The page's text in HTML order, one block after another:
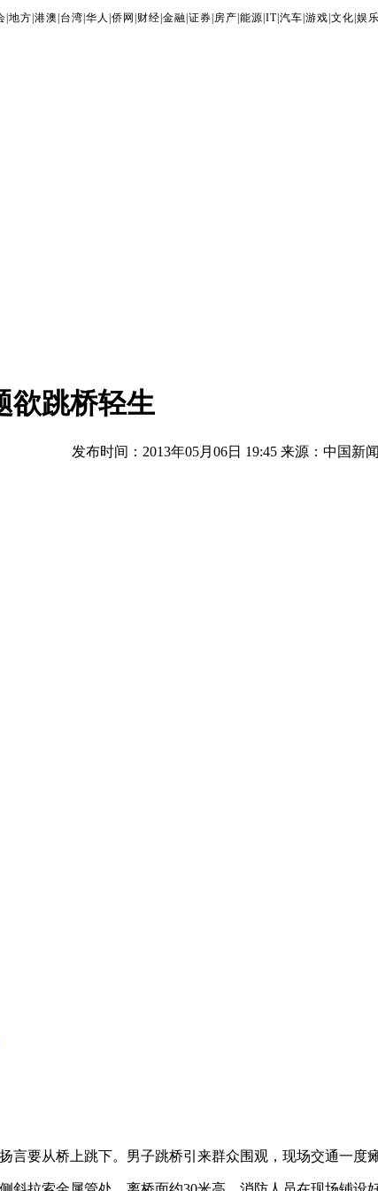
地方 港澳 台湾 华人 侨网 财经 金融 证券 房产 能源 IT| 汽车 游戏 文化 娱乐
欲跳桥轻生
发布时间：2013年05月06日 19:45 来源：中国新
要从桥上跳下。男子跳桥引来群众围观，现场交通一度瘫